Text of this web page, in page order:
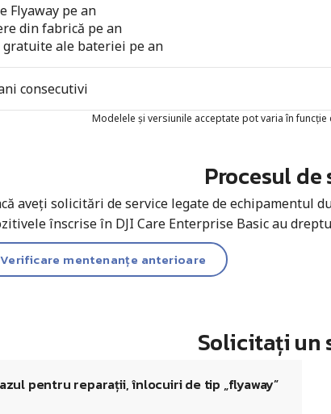
Flyaway pe an
din fabrică pe an
ale bateriei pe an
consecutivi
Modelele și versiunile acceptate pot varia în
Procesul de
aveți solicitări de service legate de echipamentul
înscrise în DJI Care Enterprise Basic au
Verificare mentenanțe anterioare
Solicitați un
pentru reparații, înlocuiri de tip „flyaway”